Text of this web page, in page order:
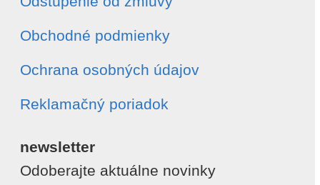
Obchodné podmienky
Ochrana osobných údajov
Reklamačný poriadok
newsletter
Odoberajte aktuálne novinky